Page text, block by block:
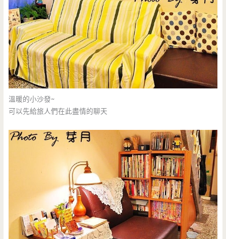
溫暖的小沙發~
可以先給旅人們在此盡情的聊天